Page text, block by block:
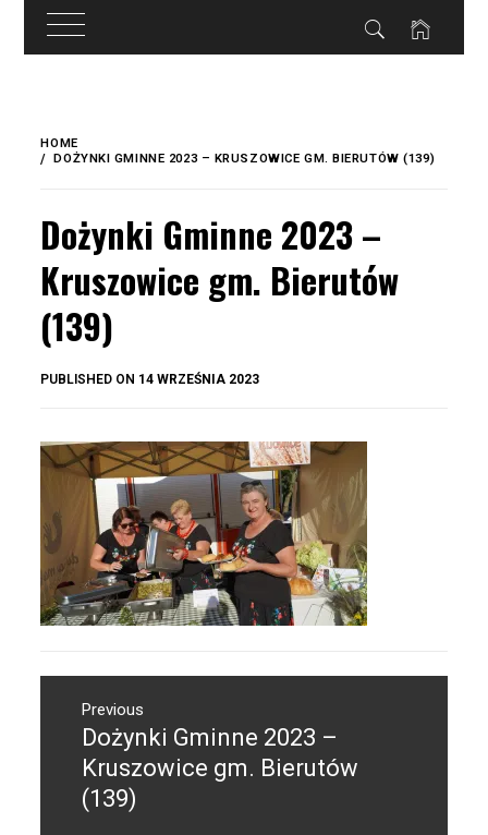
treści
content
HOME
DOŻYNKI GMINNE 2023 – KRUSZOWICE GM. BIERUTÓW (139)
Dożynki Gminne 2023 –
Kruszowice gm. Bierutów
(139)
PUBLISHED ON 14 WRZEŚNIA 2023
wpisuPrevious
Previous
post:
Dożynki Gminne 2023 –
Kruszowice gm. Bierutów
(139)